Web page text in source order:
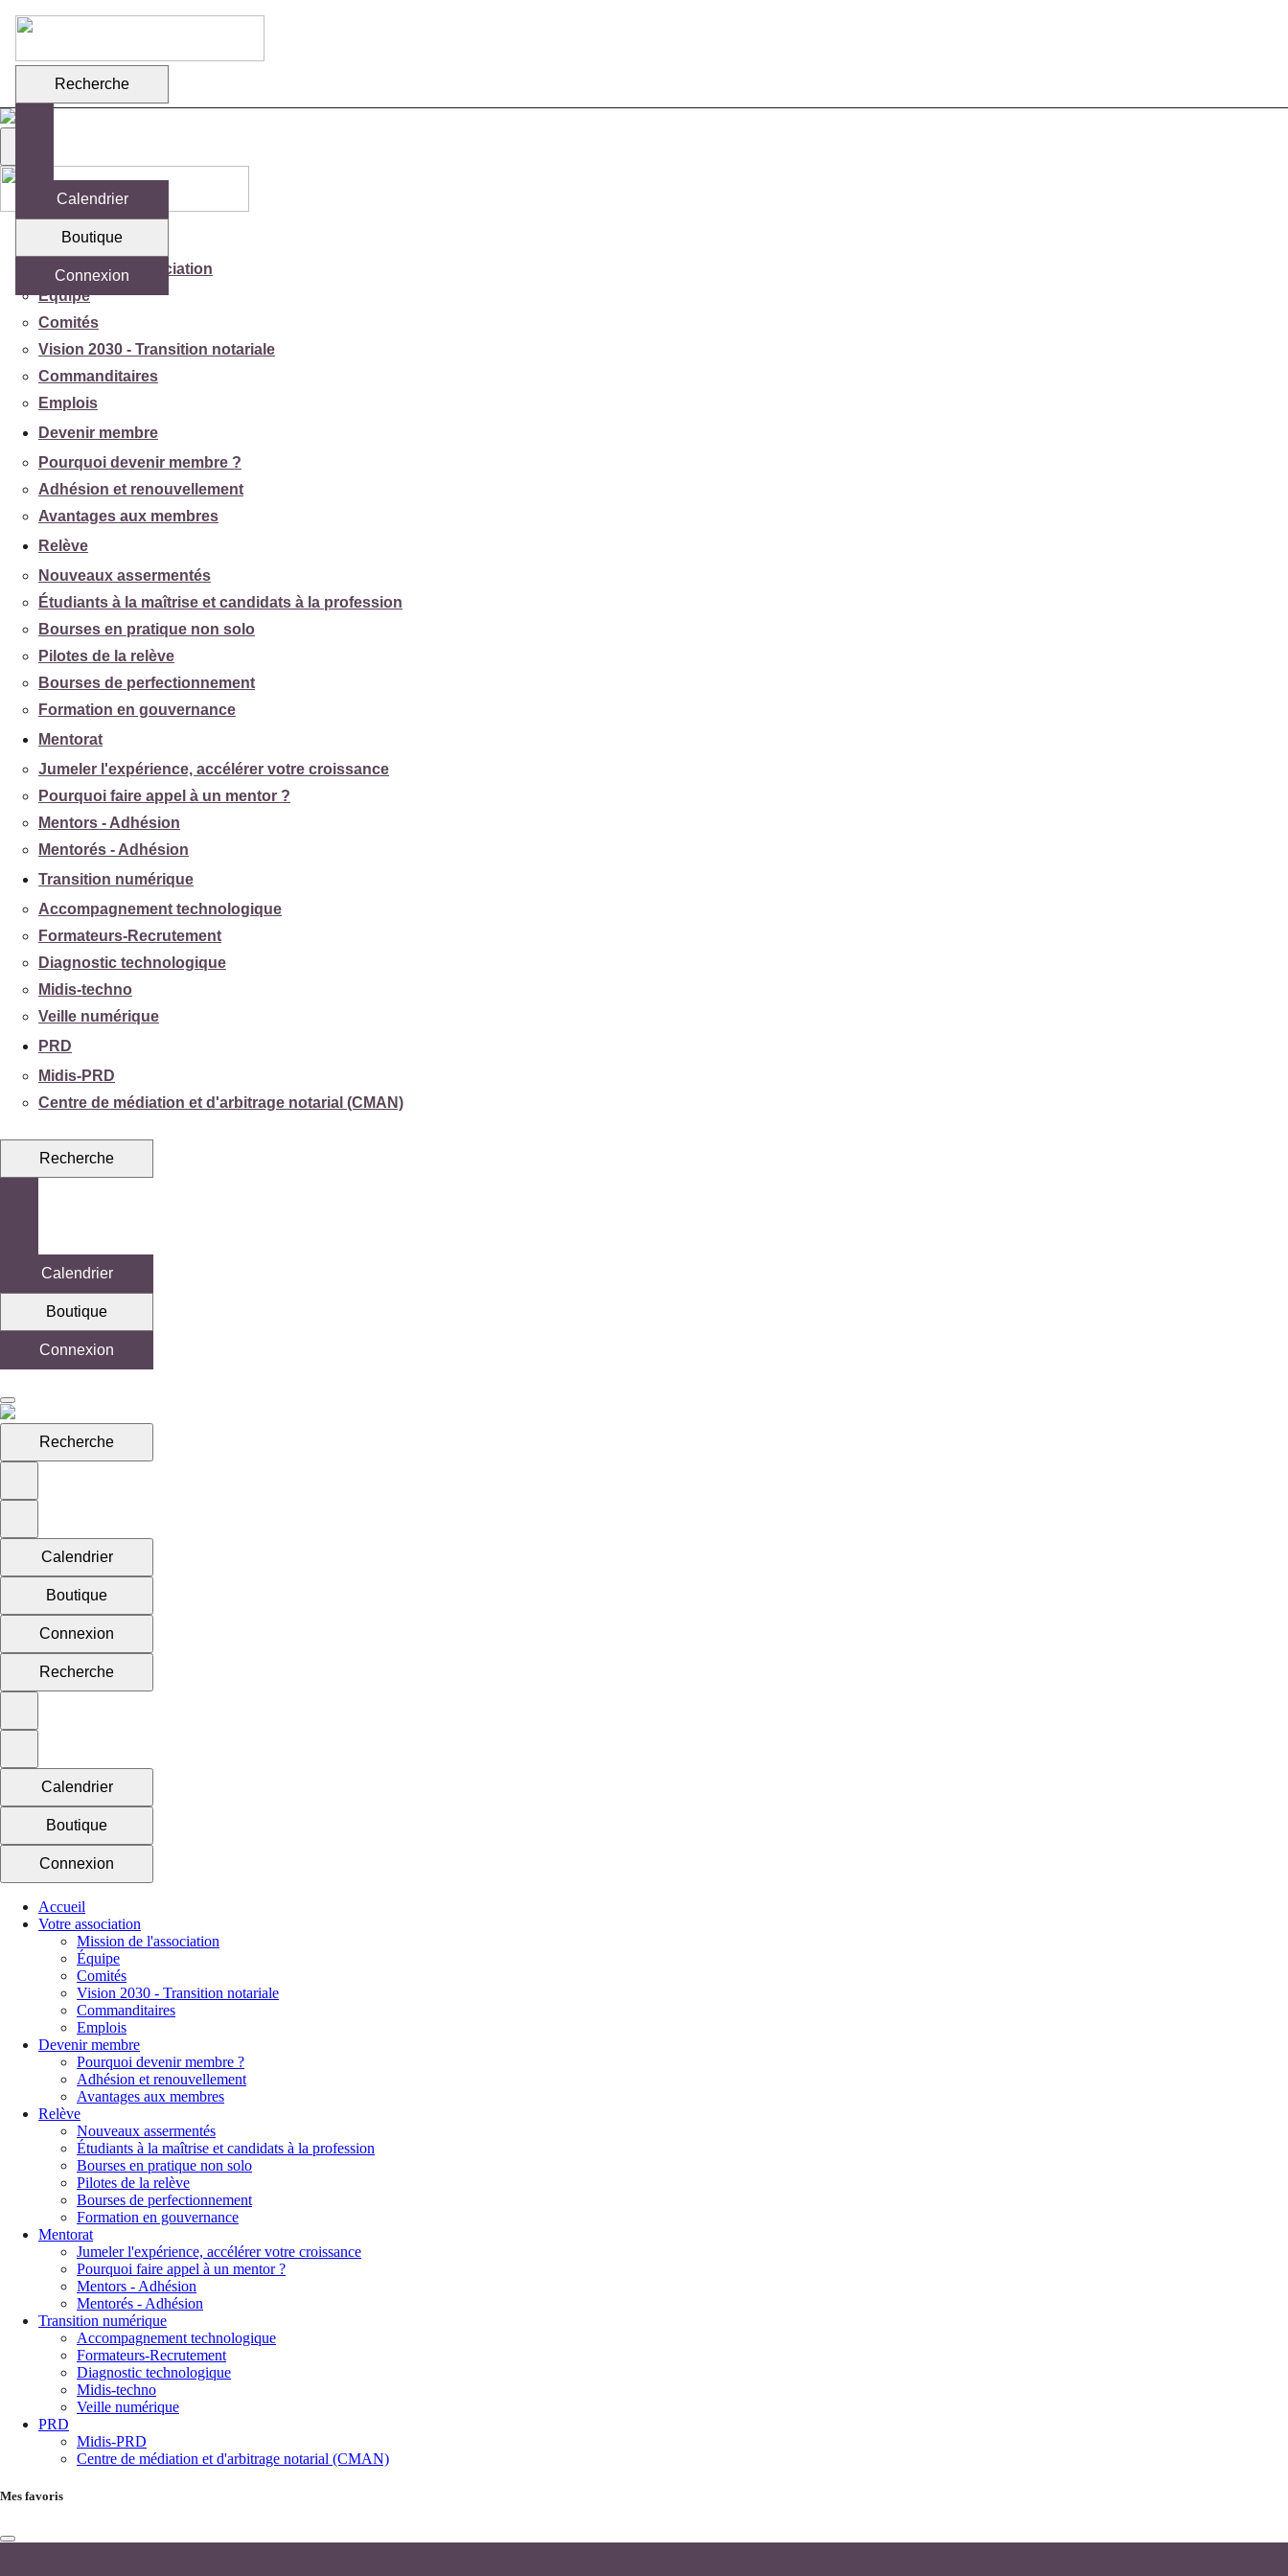
Recherche
Calendrier
Boutique
Connexion
Votre association
Mission de l'association
Équipe
Comités
Vision 2030 - Transition notariale
Commanditaires
Emplois
Devenir membre
Pourquoi devenir membre ?
Adhésion et renouvellement
Avantages aux membres
Relève
Nouveaux assermentés
Étudiants à la maîtrise et candidats à la profession
Bourses en pratique non solo
Pilotes de la relève
Bourses de perfectionnement
Formation en gouvernance
Mentorat
Jumeler l'expérience, accélérer votre croissance
Pourquoi faire appel à un mentor ?
Mentors - Adhésion
Mentorés - Adhésion
Transition numérique
Accompagnement technologique
Formateurs-Recrutement
Diagnostic technologique
Midis-techno
Veille numérique
PRD
Midis-PRD
Centre de médiation et d'arbitrage notarial (CMAN)
Recherche
Calendrier
Boutique
Connexion
Recherche
Calendrier
Boutique
Connexion
Recherche
Calendrier
Boutique
Connexion
Accueil
Votre association
Mission de l'association
Équipe
Comités
Vision 2030 - Transition notariale
Commanditaires
Emplois
Devenir membre
Pourquoi devenir membre ?
Adhésion et renouvellement
Avantages aux membres
Relève
Nouveaux assermentés
Étudiants à la maîtrise et candidats à la profession
Bourses en pratique non solo
Pilotes de la relève
Bourses de perfectionnement
Formation en gouvernance
Mentorat
Jumeler l'expérience, accélérer votre croissance
Pourquoi faire appel à un mentor ?
Mentors - Adhésion
Mentorés - Adhésion
Transition numérique
Accompagnement technologique
Formateurs-Recrutement
Diagnostic technologique
Midis-techno
Veille numérique
PRD
Midis-PRD
Centre de médiation et d'arbitrage notarial (CMAN)
Mes favoris